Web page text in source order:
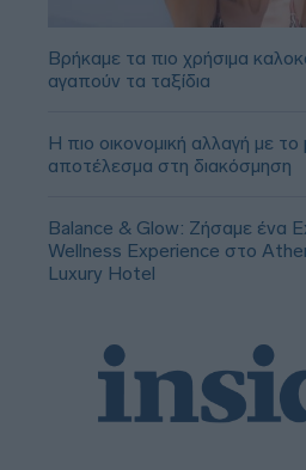
Βρήκαμε τα πιο χρήσιμα
αγαπούν τα ταξίδια
Η πιο οικονομική αλλαγή με
αποτέλεσμα στη διακόσμηση
Balance & Glow: Ζήσαμε ένα
Wellness Experience στο
Luxury Hotel